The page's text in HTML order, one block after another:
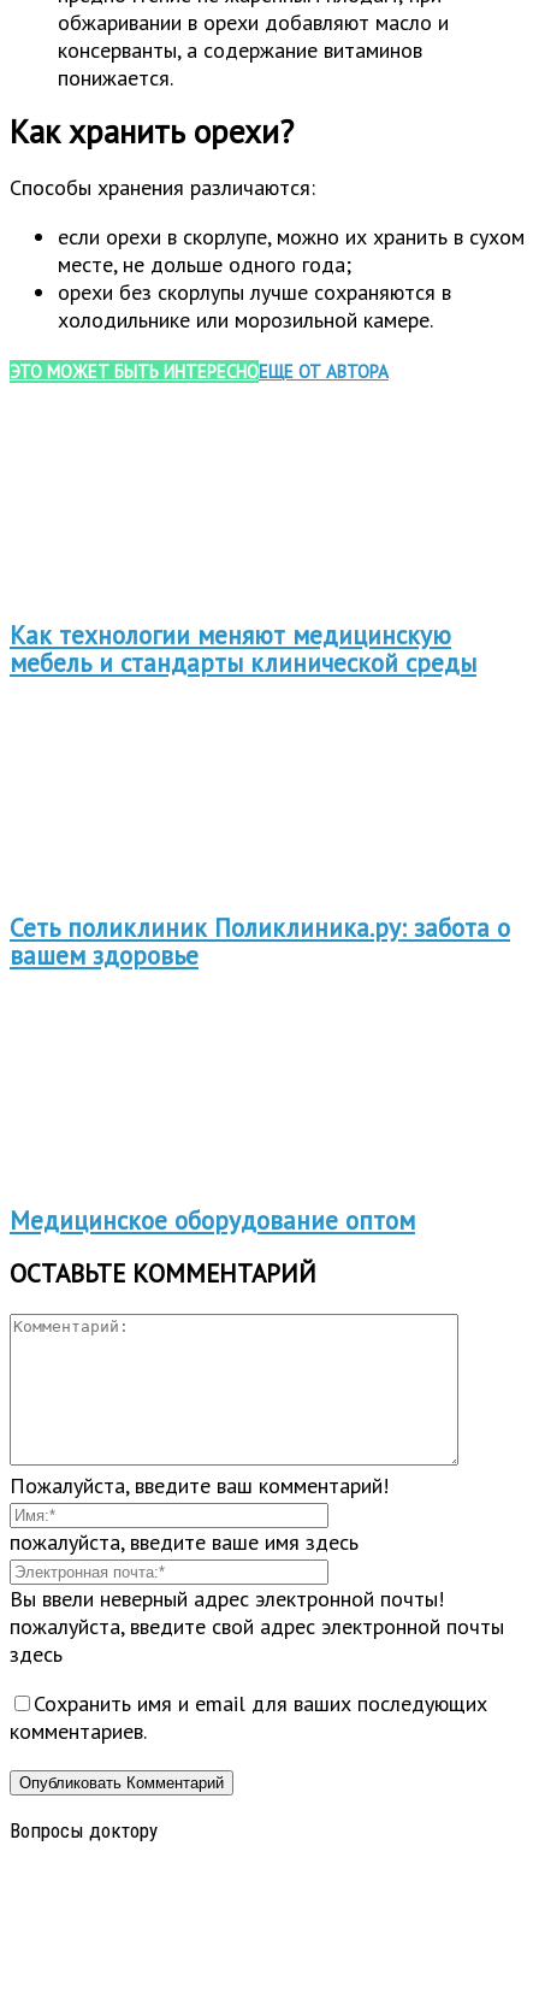
обжаривании в орехи добавляют масло и
консерванты, а содержание витаминов
понижается.
Как хранить орехи?
Способы хранения различаются:
если орехи в скорлупе, можно их хранить в сухом
месте, не дольше одного года;
орехи без скорлупы лучше сохраняются в
холодильнике или морозильной камере.
ЭТО МОЖЕТ БЫТЬ ИНТЕРЕСНОЕЩЕ ОТ АВТОРА
Как технологии меняют медицинскую
мебель и стандарты клинической среды
Сеть поликлиник Поликлиника.ру: забота о
вашем здоровье
Медицинское оборудование оптом
ОСТАВЬТЕ КОММЕНТАРИЙ
Пожалуйста, введите ваш комментарий!
пожалуйста, введите ваше имя здесь
Вы ввели неверный адрес электронной почты!
пожалуйста, введите свой адрес электронной почты
здесь
Сохранить имя и email для ваших последующих
комментариев.
Вопросы доктору